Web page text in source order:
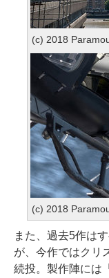
(c) 2018
(c) 2018
また、過去5作は
が、今作ではクリ
続投。製作陣には